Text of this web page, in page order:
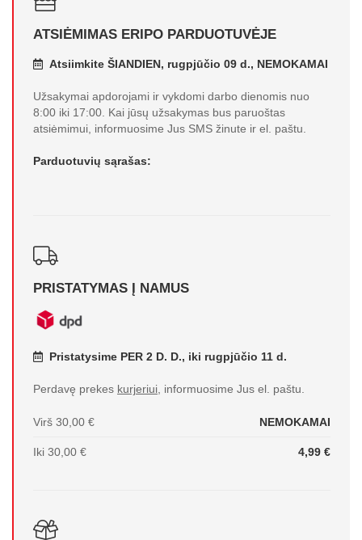
ATSIĖMIMAS ERIPO PARDUOTUVĖJE
Atsiimkite ŠIANDIEN, rugpjūčio 09 d., NEMOKAMAI
Užsakymai apdorojami ir vykdomi darbo dienomis nuo
8:00 iki 17:00. Kai jūsų užsakymas bus paruoštas
atsiėmimui, informuosime Jus SMS žinute ir el. paštu.
Parduotuvių sąrašas:
PRISTATYMAS Į NAMUS
Pristatysime PER 2 D. D., iki rugpjūčio 11 d.
Perdavę prekes kurjeriui , informuosime Jus el. paštu.
Virš 30,00 € NEMOKAMAI
Iki 30,00 € 4,99 €